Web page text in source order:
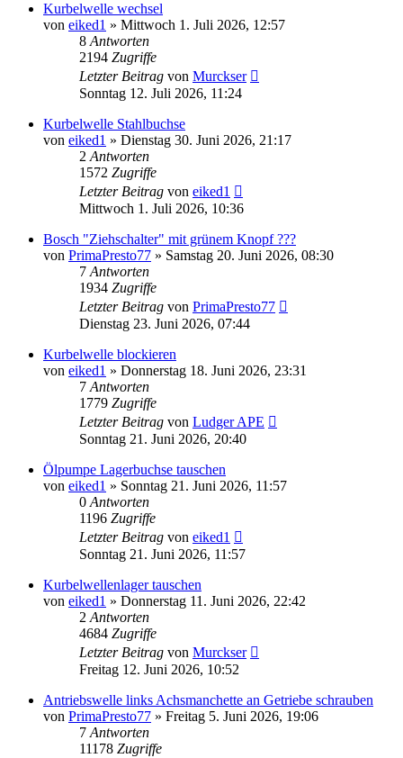
Kurbelwelle wechsel
von eiked1 » Mittwoch 1. Juli 2026, 12:57
8 Antworten
2194 Zugriffe
Letzter Beitrag von Murckser
Sonntag 12. Juli 2026, 11:24
Kurbelwelle Stahlbuchse
von eiked1 » Dienstag 30. Juni 2026, 21:17
2 Antworten
1572 Zugriffe
Letzter Beitrag von eiked1
Mittwoch 1. Juli 2026, 10:36
Bosch "Ziehschalter" mit grünem Knopf ???
von PrimaPresto77 » Samstag 20. Juni 2026, 08:30
7 Antworten
1934 Zugriffe
Letzter Beitrag von PrimaPresto77
Dienstag 23. Juni 2026, 07:44
Kurbelwelle blockieren
von eiked1 » Donnerstag 18. Juni 2026, 23:31
7 Antworten
1779 Zugriffe
Letzter Beitrag von Ludger APE
Sonntag 21. Juni 2026, 20:40
Ölpumpe Lagerbuchse tauschen
von eiked1 » Sonntag 21. Juni 2026, 11:57
0 Antworten
1196 Zugriffe
Letzter Beitrag von eiked1
Sonntag 21. Juni 2026, 11:57
Kurbelwellenlager tauschen
von eiked1 » Donnerstag 11. Juni 2026, 22:42
2 Antworten
4684 Zugriffe
Letzter Beitrag von Murckser
Freitag 12. Juni 2026, 10:52
Antriebswelle links Achsmanchette an Getriebe schrauben
von PrimaPresto77 » Freitag 5. Juni 2026, 19:06
7 Antworten
11178 Zugriffe